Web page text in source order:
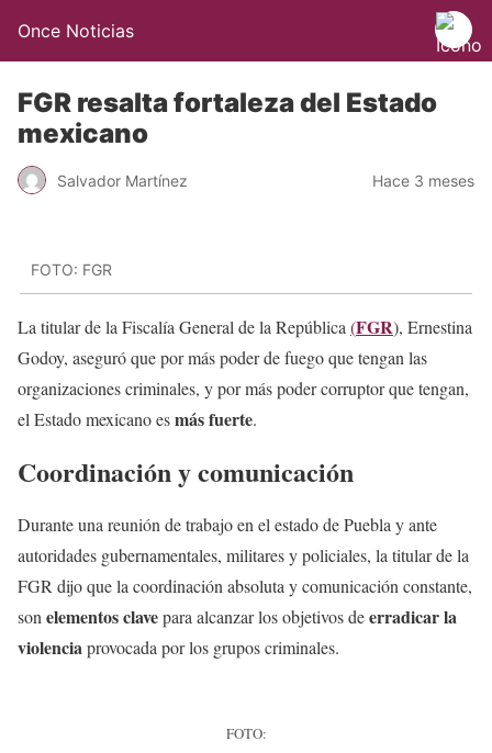
Once Noticias
FGR resalta fortaleza del Estado
mexicano
Salvador Martínez Hace 3 meses
FOTO: FGR
La titular de la Fiscalía General de la República (FGR), Ernestina
Godoy, aseguró que por más poder de fuego que tengan las
organizaciones criminales, y por más poder corruptor que tengan,
el Estado mexicano esmás fuerte.
Coordinación y comunicación
Durante una reunión de trabajo en el estado de Puebla y ante
autoridades gubernamentales, militares y policiales, la titular de la
FGR dijo que la coordinación absoluta y comunicación constante,
son elementos clavepara alcanzar los objetivos deerradicar la
violencia provocada por los grupos criminales.
FOTO: